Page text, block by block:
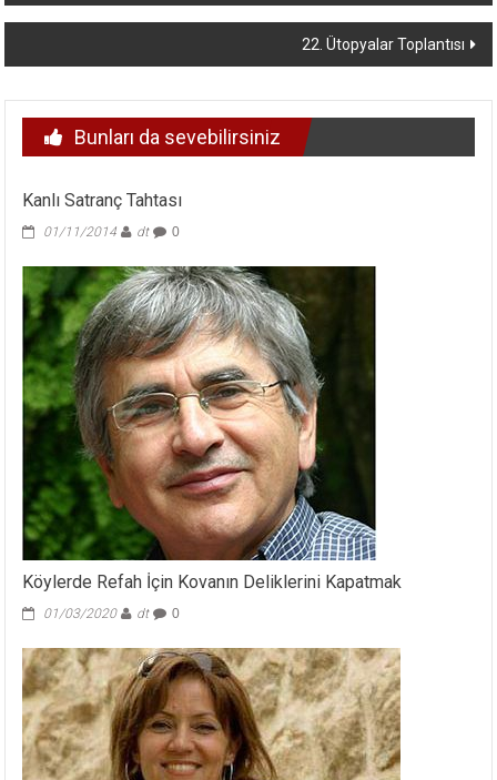
dolaşımı
22. Ütopyalar Toplantısı
Bunları da sevebilirsiniz
Kanlı Satranç Tahtası
01/11/2014 dt 0
Köylerde Refah İçin Kovanın Deliklerini Kapatmak
01/03/2020 dt 0